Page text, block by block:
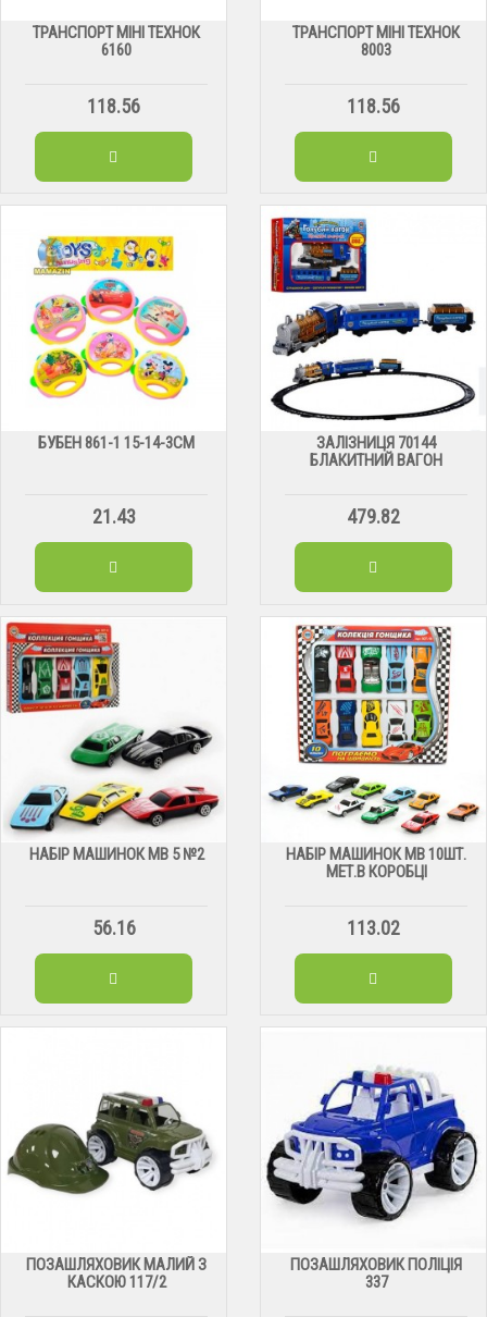
ТРАНСПОРТ МІНІ ТЕХНОК
6160
118.56
ТРАНСПОРТ МІНІ ТЕХНОК
8003
118.56
БУБЕН 861-1 15-14-3СМ
21.43
ЗАЛІЗНИЦЯ 70144
БЛАКИТНИЙ ВАГОН
479.82
НАБІР МАШИНОК МВ 5 №2
56.16
НАБІР МАШИНОК МВ 10ШТ.
МЕТ.В КОРОБЦІ
113.02
ПОЗАШЛЯХОВИК МАЛИЙ З
КАСКОЮ 117/2
ПОЗАШЛЯХОВИК ПОЛІЦІЯ
337